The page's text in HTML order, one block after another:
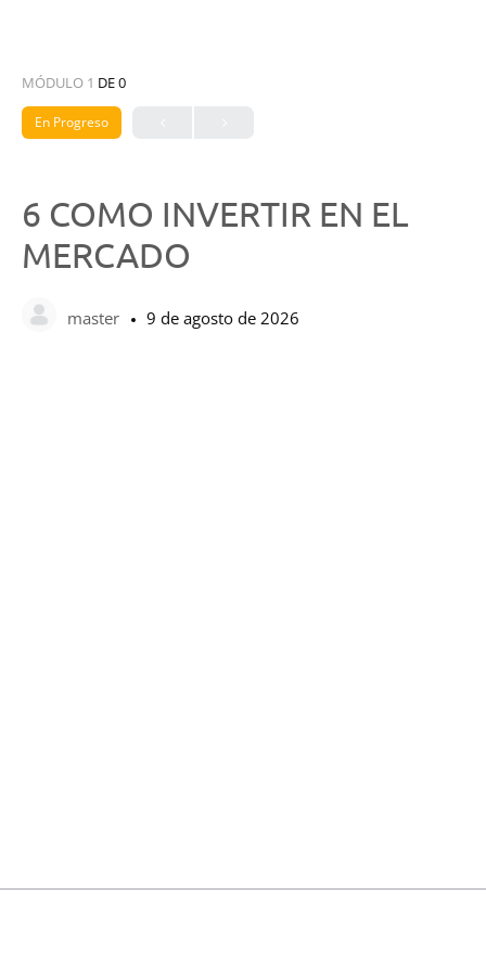
MÓDULO 1 DE 0
En Progreso
6 COMO INVERTIR EN EL
MERCADO
master 9 de agosto de 2026